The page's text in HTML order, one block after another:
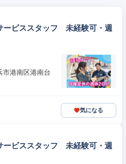
ービススタッフ 未経験可・週
市港南区港南台
気になる
ービススタッフ 未経験可・週